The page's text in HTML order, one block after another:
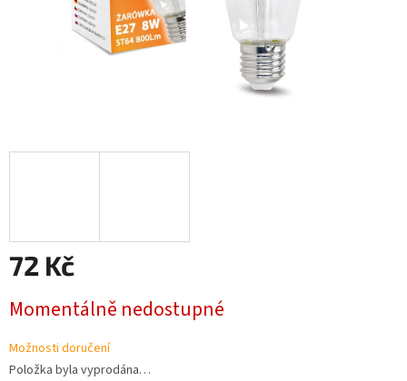
72 Kč
cena:
Momentálně nedostupné
Možnosti doručení
Položka byla vyprodána…